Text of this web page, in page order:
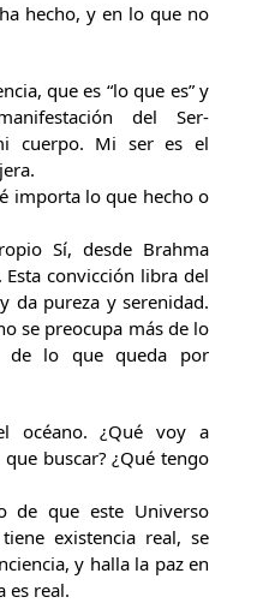
hecho, y en lo que no
que es “lo que es” y
del Ser-
cuerpo. Mi ser es el
importa lo que hecho o
Sí, desde Brahma
Esta convicción libra del
da pureza y serenidad.
se preocupa más de lo
de lo que queda por
océano. ¿Qué voy a
buscar? ¿Qué tengo
de que este Universo
existencia real, se
y halla la paz en
es real.